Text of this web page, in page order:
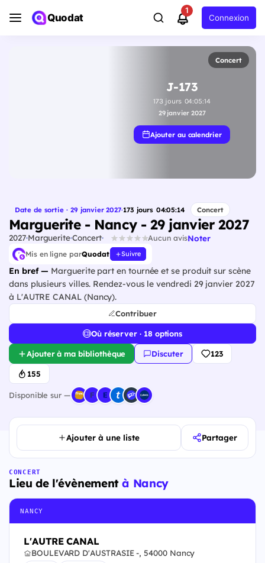
Quodat
1
Connexion
Concert
J-173
173jours 04:05:13
29 janvier 2027
Ajouter au calendrier
Date de sortie · 29 janvier 2027·173jours 04:05:13 Concert
Marguerite - Nancy - 29 janvier 2027
2027MargueriteConcert Aucun avisNoter
Mis en ligne parQuodat Suivre
En bref — Marguerite part en tournée et se produit sur scène
dans plusieurs villes. Rendez-vous le vendredi 29 janvier 2027
à L'AUTRE CANAL (Nancy).
Contribuer
Où réserver · 18 options
Ajouter à ma bibliothèque Discuter 123
155
Disponible sur —
Ajouter à une liste Partager
CONCERT
Lieu de l'évènementà Nancy
NANCY
L'AUTRE CANAL
BOULEVARD D'AUSTRASIE -, 54000 Nancy